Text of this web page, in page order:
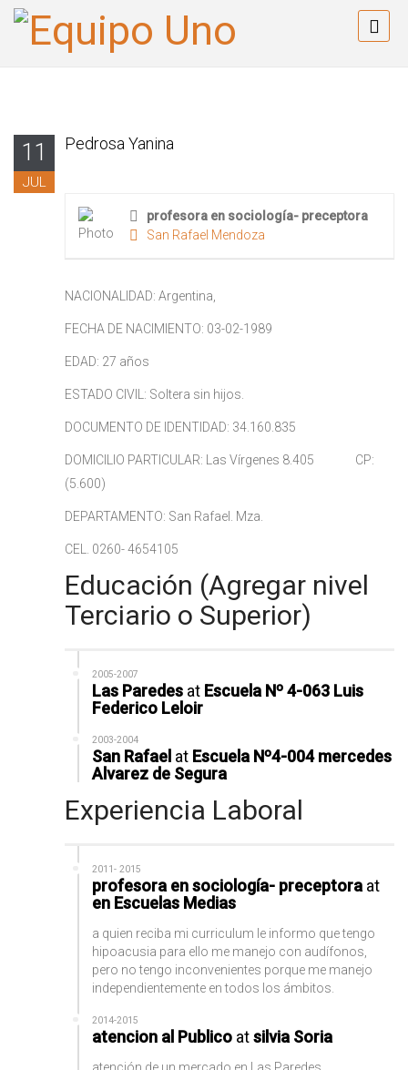
11
JUL
Pedrosa Yanina
profesora en sociología- preceptora
San Rafael Mendoza
NACIONALIDAD: Argentina,
FECHA DE NACIMIENTO: 03-02-1989
EDAD: 27 años
ESTADO CIVIL: Soltera sin hijos.
DOCUMENTO DE IDENTIDAD: 34.160.835
DOMICILIO PARTICULAR: Las Vírgenes 8.405 CP:
(5.600)
DEPARTAMENTO: San Rafael. Mza.
CEL. 0260- 4654105
Educación (Agregar nivel
Terciario o Superior)
2005-2007
Las Paredes at Escuela Nº 4-063 Luis
Federico Leloir
2003-2004
San Rafael at Escuela Nº4-004 mercedes
Alvarez de Segura
Experiencia Laboral
2011- 2015
profesora en sociología- preceptora at
en Escuelas Medias
a quien reciba mi curriculum le informo que tengo
hipoacusia para ello me manejo con audífonos,
pero no tengo inconvenientes porque me manejo
independientemente en todos los ámbitos.
2014-2015
atencion al Publico atsilvia Soria
atención de un mercado en Las Paredes.